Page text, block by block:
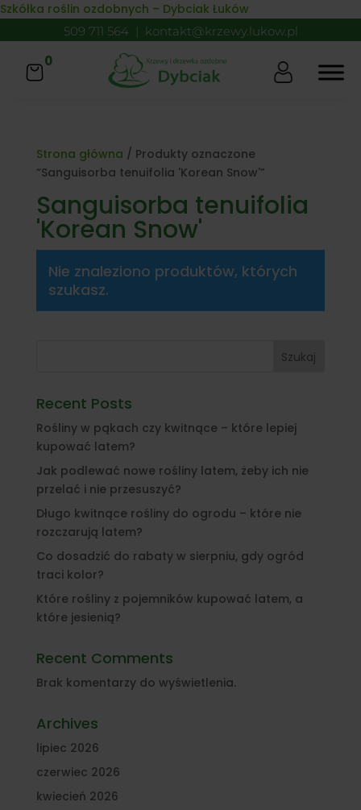
Skip to content
Szkółka roślin ozdobnych – Dybciak Łuków
509 711 564 | kontakt@krzewy.lukow.pl
0
Strona główna / Produkty oznaczone
“Sanguisorba tenuifolia 'Korean Snow'”
Sanguisorba tenuifolia
'Korean Snow'
Nie znaleziono produktów, których
szukasz.
Szukaj
Recent Posts
Rośliny w pąkach czy kwitnące – które lepiej
kupować latem?
Jak podlewać nowe rośliny latem, żeby ich nie
przelać i nie przesuszyć?
Długo kwitnące rośliny do ogrodu – które nie
rozczarują latem?
Co dosadzić do rabaty w sierpniu, gdy ogród
traci kolor?
Które rośliny z pojemników kupować latem, a
które jesienią?
Recent Comments
Brak komentarzy do wyświetlenia.
Archives
lipiec 2026
czerwiec 2026
kwiecień 2026